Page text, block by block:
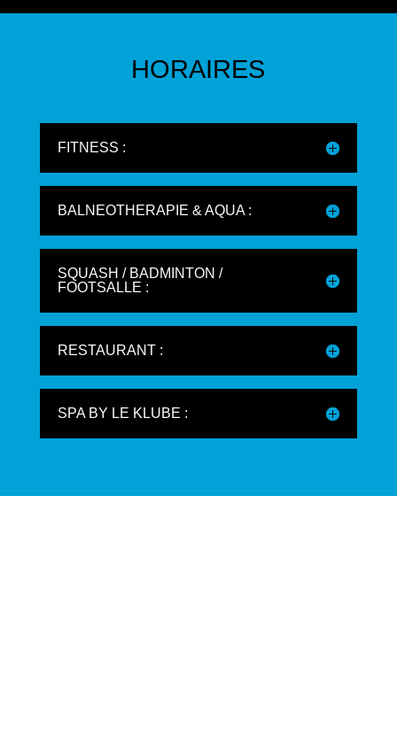
HORAIRES
FITNESS :
BALNEOTHERAPIE & AQUA :
SQUASH / BADMINTON /
FOOTSALLE :
RESTAURANT :
SPA BY LE KLUBE :